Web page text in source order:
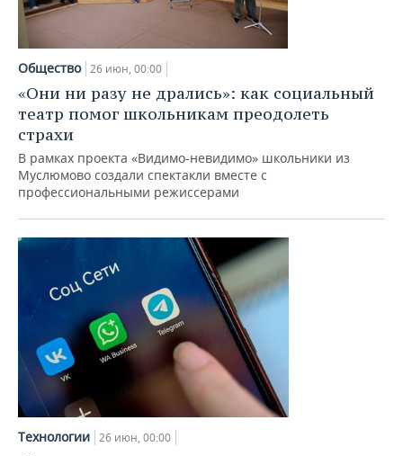
Общество 26 июн, 00:00
«Они ни разу не дрались»: как социальный
театр помог школьникам преодолеть
страхи
В рамках проекта «Видимо-невидимо» школьники из
Муслюмово создали спектакли вместе с
профессиональными режиссерами
Технологии 26 июн, 00:00